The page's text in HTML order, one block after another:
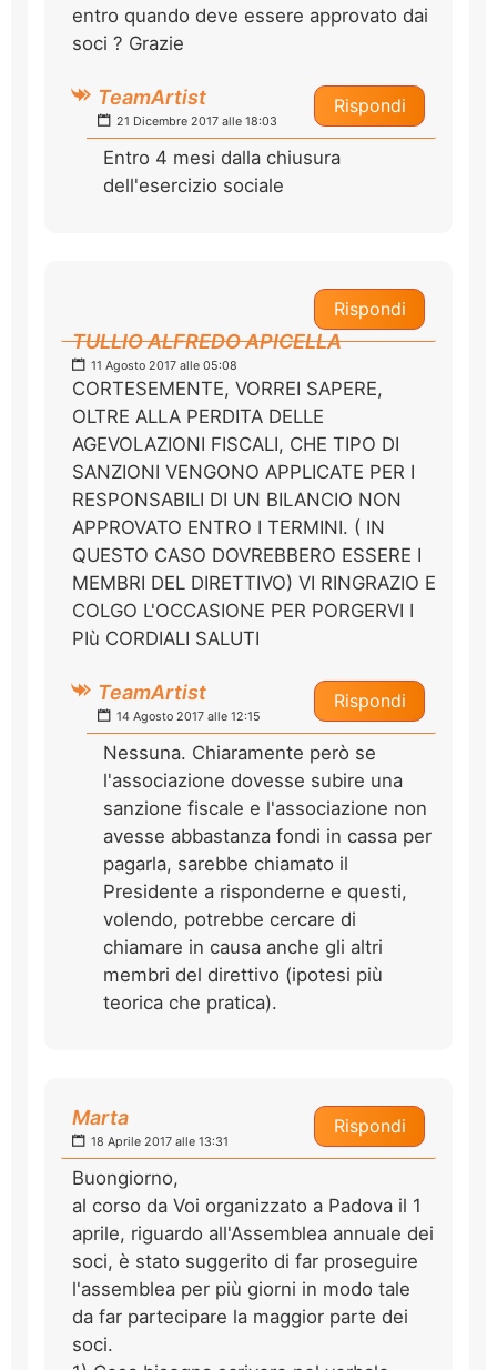
entro quando deve essere approvato dai
soci ? Grazie
Rispondi
TeamArtist
21 Dicembre 2017 alle 18:03
Entro 4 mesi dalla chiusura
dell'esercizio sociale
Rispondi
TULLIO ALFREDO APICELLA
11 Agosto 2017 alle 05:08
CORTESEMENTE, VORREI SAPERE,
OLTRE ALLA PERDITA DELLE
AGEVOLAZIONI FISCALI, CHE TIPO DI
SANZIONI VENGONO APPLICATE PER I
RESPONSABILI DI UN BILANCIO NON
APPROVATO ENTRO I TERMINI. ( IN
QUESTO CASO DOVREBBERO ESSERE I
MEMBRI DEL DIRETTIVO) VI RINGRAZIO E
COLGO L'OCCASIONE PER PORGERVI I
PIù CORDIALI SALUTI
Rispondi
TeamArtist
14 Agosto 2017 alle 12:15
Nessuna. Chiaramente però se
l'associazione dovesse subire una
sanzione fiscale e l'associazione non
avesse abbastanza fondi in cassa per
pagarla, sarebbe chiamato il
Presidente a risponderne e questi,
volendo, potrebbe cercare di
chiamare in causa anche gli altri
membri del direttivo (ipotesi più
teorica che pratica).
Rispondi
Marta
18 Aprile 2017 alle 13:31
Buongiorno,
al corso da Voi organizzato a Padova il 1
aprile, riguardo all'Assemblea annuale dei
soci, è stato suggerito di far proseguire
l'assemblea per più giorni in modo tale
da far partecipare la maggior parte dei
soci.